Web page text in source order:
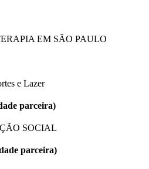
EM SÃO PAULO
e Lazer
parceira)
SOCIAL
parceira)